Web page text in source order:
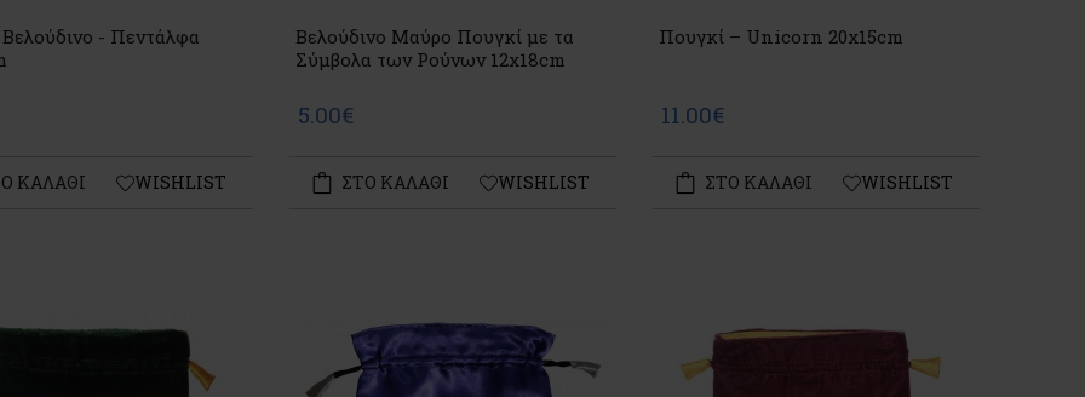
- Πεντάλφα
ΚΑΛΑΘΙ WISHLIST
Βελούδινο Μαύρο Πουγκί με τα
Σύμβολα των Ρούνων 12x18cm
5.00€
ΣΤΟ ΚΑΛΑΘΙ WISHLIST
Πουγκί – Unicorn 20x15cm
11.00€
ΣΤΟ ΚΑΛΑΘΙ WISHLIST